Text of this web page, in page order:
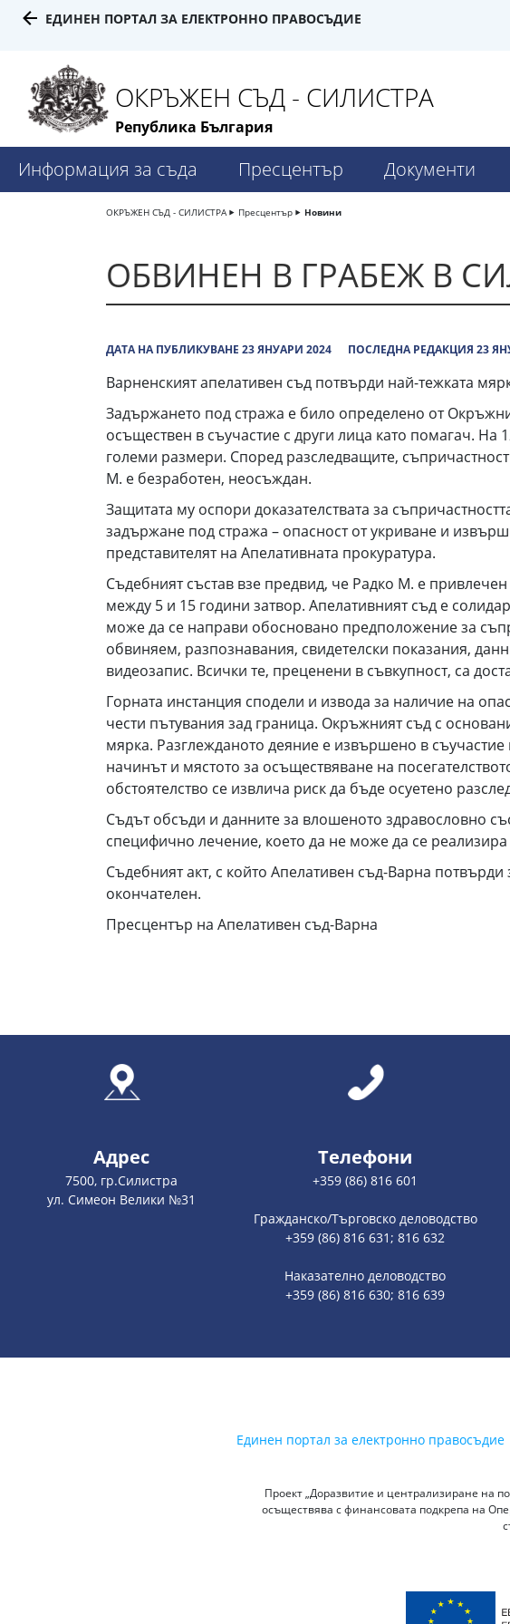
ЕДИНЕН ПОРТАЛ ЗА ЕЛЕКТРОННО ПРАВОСЪДИЕ
ОКРЪЖЕН СЪД - СИЛИСТРА
Република България
Информация за съда Пресцентър Документи
ОКРЪЖЕН СЪД - СИЛИСТРА Пресцентър Новини
ОБВИНЕН В ГРАБЕЖ В
ДАТА НА ПУБЛИКУВАНЕ 23 ЯНУАРИ 2024 ПОСЛЕДНА РЕДАКЦИЯ 23
Варненският апелативен съд потвърди най-тежката
Задържането под стража е било определено от
осъществен в съучастие с други лица като помагач.
големи размери. Според разследващите,
М. е безработен, неосъждан.
Защитата му оспори доказателствата за
задържане под стража – опасност от укриване и
представителят на Апелативната прокуратура.
Съдебният състав взе предвид, че Радко М. е
между 5 и 15 години затвор. Апелативният съд е
може да се направи обосновано предположение за
обвиняем, разпознавания, свидетелски показания,
видеозапис. Всички те, преценени в съвкупност, са
Горната инстанция сподели и извода за наличие на
чести пътувания зад граница. Окръжният съд с
мярка. Разглежданото деяние е извършено в
начинът и мястото за осъществяване на
обстоятелство се извлича риск да бъде осуетено
Съдът обсъди и данните за влошеното здравословно
специфично лечение, което да не може да се
Съдебният акт, с който Апелативен съд-Варна
окончателен.
Пресцентър на Апелативен съд-Варна
Адрес
7500, гр.Силистра
ул. Симеон Велики №31
Телефони
+359 (86) 816 601
Гражданско/Търговско деловодство
+359 (86) 816 631; 816 632
Наказателно деловодство
+359 (86) 816 630; 816 639
Единен портал за електронно правосъдие
Проект „Доразвитие и централизиране на
осъществява с финансовата подкрепа на